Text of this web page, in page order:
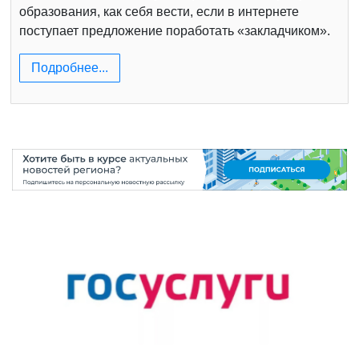
образования, как себя вести, если в интернете
поступает предложение поработать «закладчиком».
Подробнее...